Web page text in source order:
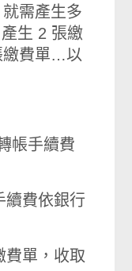
需產生多
生 2 張繳
繳費單…以
帳手續費
續費依銀行
費單，收取